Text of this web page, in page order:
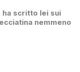
ha scritto lei sui
nemmeno